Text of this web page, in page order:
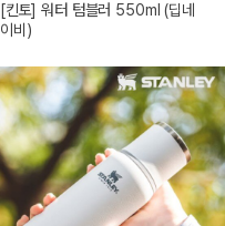
[킨토] 워터 텀블러 550ml (딥네
이비)